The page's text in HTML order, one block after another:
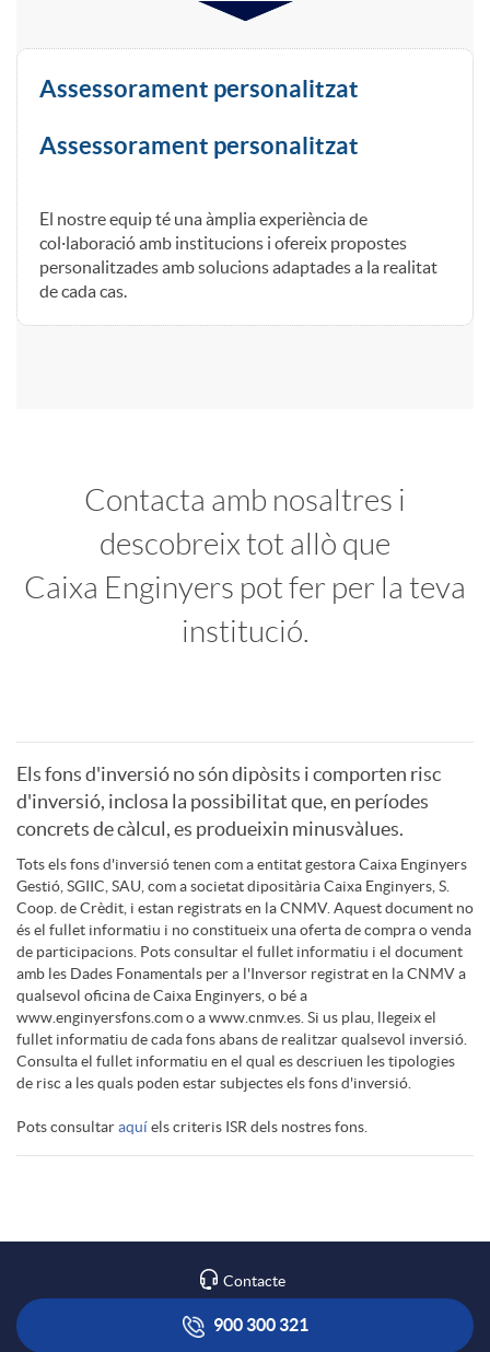
i
n
s
t
c
n
e
s
Assessorament personalitzat
Assessorament personalitzat
El nostre equip té una àmplia experiència de
col·laboració amb institucions i ofereix propostes
personalitzades amb solucions adaptades a la realitat
de cada cas.
a
m
f
i
n
a
l
i
s
Contacta amb nosaltres i
descobreix tot allò que
Caixa Enginyers pot fer per la teva
institució.
P
i
e
l
e
g
i
Els fons d'inversió no són dipòsits i comporten risc
d'inversió, inclosa la possibilitat que, en períodes
concrets de càlcul, es produeixin minusvàlues.
Tots els fons d'inversió tenen com a entitat gestora Caixa Enginyers
Gestió, SGIIC, SAU, com a societat dipositària Caixa Enginyers, S.
Coop. de Crèdit, i estan registrats en la CNMV. Aquest document no
és el fullet informatiu i no constitueix una oferta de compra o venda
de participacions. Pots consultar el fullet informatiu i el document
amb les Dades Fonamentals per a l'Inversor registrat en la CNMV a
qualsevol oficina de Caixa Enginyers, o bé a
www.enginyersfons.com o a www.cnmv.es. Si us plau, llegeix el
fullet informatiu de cada fons abans de realitzar qualsevol inversió.
Consulta el fullet informatiu en el qual es descriuen les tipologies
de risc a les quals poden estar subjectes els fons d'inversió.
Pots consultaraquíels criteris ISR dels nostres fons.
Contacte
900 300 321